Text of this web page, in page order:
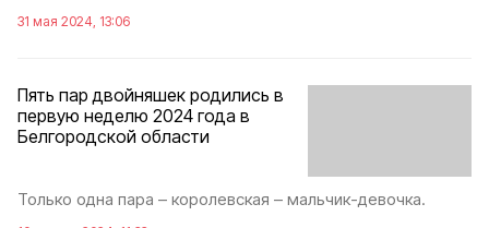
31 мая 2024, 13:06
Пять пар двойняшек родились в
первую неделю 2024 года в
Белгородской области
Только одна пара – королевская – мальчик-девочка.